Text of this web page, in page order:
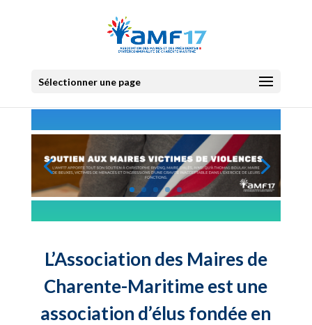
Sélectionner une page
L’Association des Maires de
Charente-Maritime est une
association d’élus fondée en